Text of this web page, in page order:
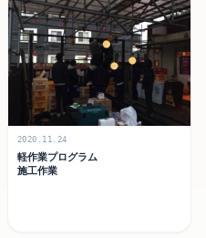
2020.11.24
軽作業プログラム
施工作業